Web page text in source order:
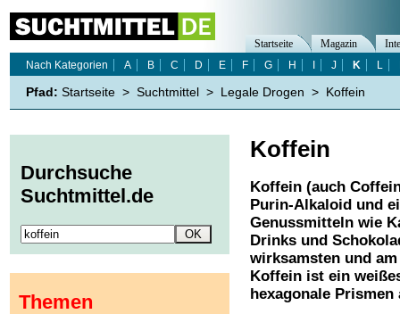
Koffein
Koffein (auch
Purin-Alkaloid und
Genussmitteln wie
Drinks und
wirksamsten und
Koffein ist ein
hexagonale Prismen
Startseite Magazin
Nach Kategorien
A B C D E F G H J K L
Pfad: Startseite > Suchtmittel > Legale Drogen > Koffein
Durchsuche
Suchtmittel.de
Themen